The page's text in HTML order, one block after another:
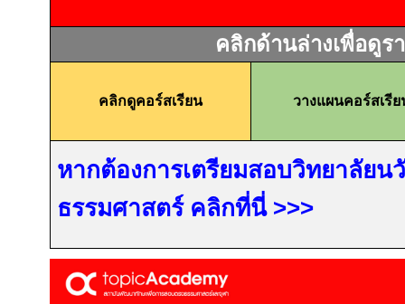
คลิกด้านล่างเพื่อดูร
คลิกดูคอร์สเรียน วางแผนคอร์สเรีย
หากต้องการเตรียมสอบวิทยาลัยน
ธรรมศาสตร์ คลิกที่นี่ >>>